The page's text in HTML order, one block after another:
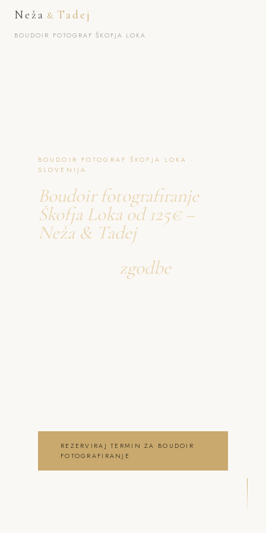
Neža & Tadej
BOUDOIR FOTOGRAF ŠKOFJA LOKA
BOUDOIR FOTOGRAF ŠKOFJA LOKA ·
SLOVENIJA
Boudoir fotografiranje
Škofja Loka od 125€ –
Neža & Tadej
zgodbe
o boudoir fotografiranje
REZERVIRAJ TERMIN ZA BOUDOIR
FOTOGRAFIRANJE